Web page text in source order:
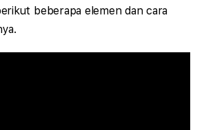
beberapa elemen dan cara